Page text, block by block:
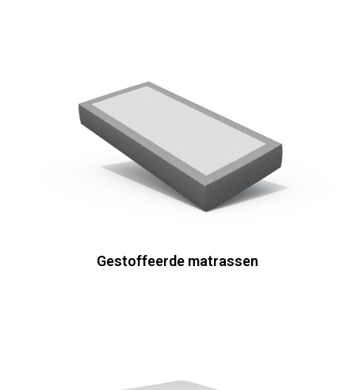
Gestoffeerde matrassen